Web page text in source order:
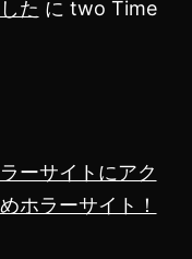
た に two Time
ーサイトにアク
ホラーサイト！